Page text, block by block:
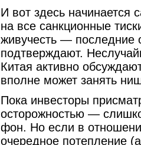
И вот здесь начинается
на все санкционные
живучесть — последние
подтверждают.
Китая активно
вполне может занять
Пока инвесторы
осторожностью —
фон. Но если в
очередное потепление